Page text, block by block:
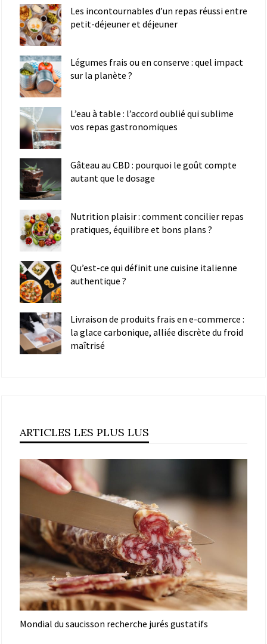
Les incontournables d’un repas réussi entre
petit-déjeuner et déjeuner
Légumes frais ou en conserve : quel impact
sur la planète ?
L’eau à table : l’accord oublié qui sublime
vos repas gastronomiques
Gâteau au CBD : pourquoi le goût compte
autant que le dosage
Nutrition plaisir : comment concilier repas
pratiques, équilibre et bons plans ?
Qu’est-ce qui définit une cuisine italienne
authentique ?
Livraison de produits frais en e-commerce :
la glace carbonique, alliée discrète du froid
maîtrisé
ARTICLES LES PLUS LUS
Mondial du saucisson recherche jurés gustatifs